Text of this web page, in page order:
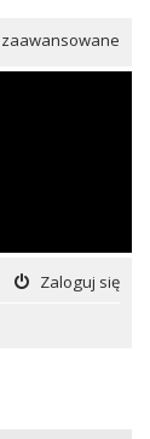
Zaloguj się